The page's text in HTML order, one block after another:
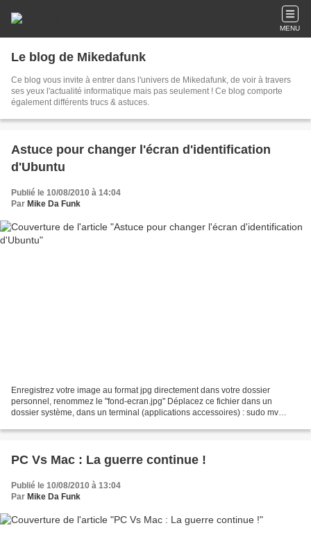
MENU
Le blog de Mikedafunk
Ce blog vous invite à entrer dans l'univers de Mikedafunk, de voir à travers
ses yeux l'actualité informatique mais pas seulement ! Ce blog comporte
également différents trucs & astuces.
Astuce pour changer l'écran d'identification
d'Ubuntu
Publié le 10/08/2010 à 14:04
Par Mike Da Funk
Enregistrez votre image au format jpg directement dans votre dossier
personnel, renommez le "fond-ecran.jpg" Déplacez ce fichier dans un
dossier système, dans un terminal (applications accessoires) : sudo mv
PC Vs Mac : La guerre continue !
Publié le 10/08/2010 à 13:04
Par Mike Da Funk